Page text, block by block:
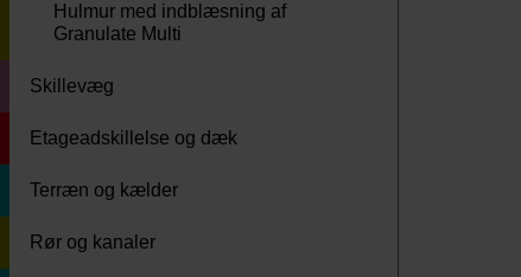
Hulmur med indblæsning af
Granulate Multi
Skillevæg
Etageadskillelse og dæk
Terræn og kælder
Rør og kanaler